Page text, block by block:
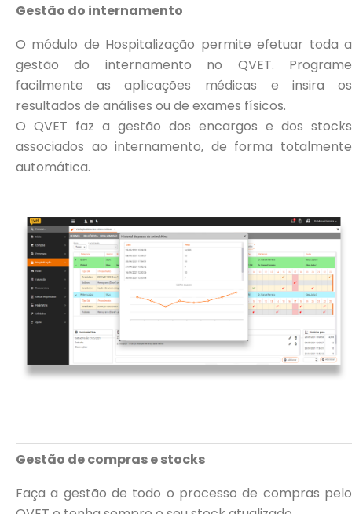
Gestão do internamento
O módulo de Hospitalização permite efetuar toda a
gestão do internamento no QVET. Programe
facilmente as aplicações médicas e insira os
resultados de análises ou de exames físicos.
O QVET faz a gestão dos encargos e dos stocks
associados ao internamento, de forma totalmente
automática.
Gestão de compras e stocks
Faça a gestão de todo o processo de compras pelo